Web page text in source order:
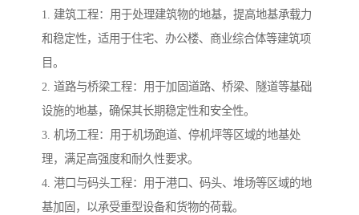
1. 建筑工程：用于处理建筑物的地基，提高地基承载力
和稳定性，适用于住宅、办公楼、商业综合体等建筑项
目。
2. 道路与桥梁工程：用于加固道路、桥梁、隧道等基础
设施的地基，确保其长期稳定性和安全性。
3. 机场工程：用于机场跑道、停机坪等区域的地基处
理，满足高强度和耐久性要求。
4. 港口与码头工程：用于港口、码头、堆场等区域的地
基加固，以承受重型设备和货物的荷载。